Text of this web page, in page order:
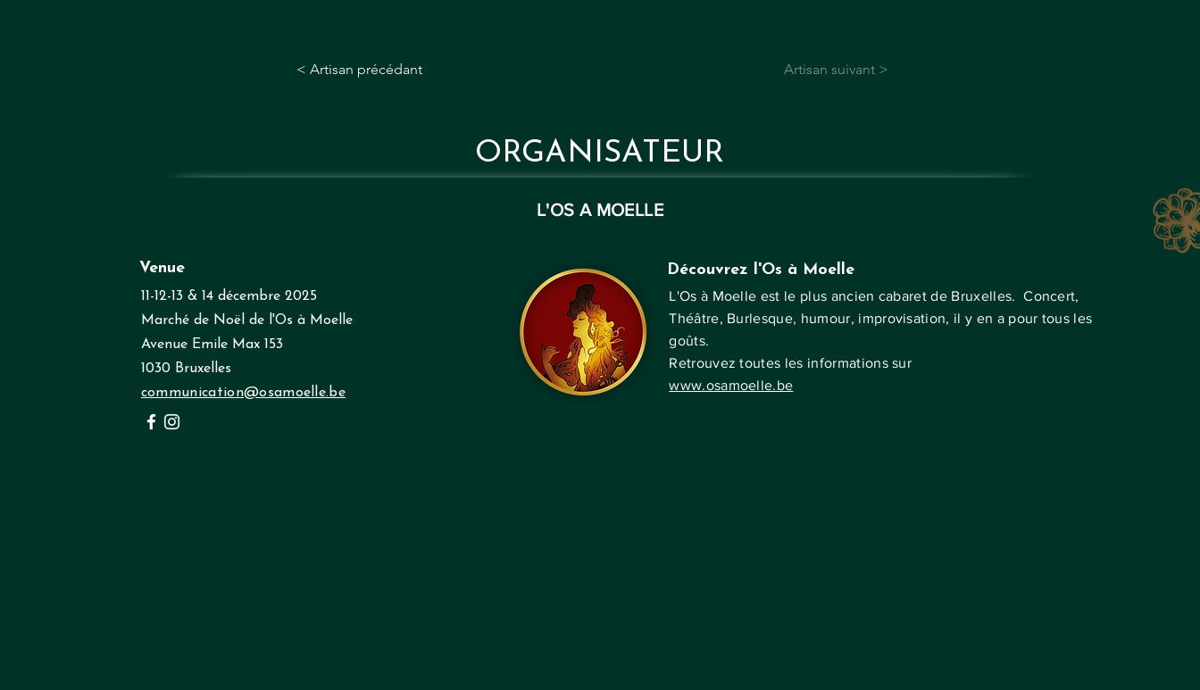
< Artisan précédant Artisan suivant >
ORGANISATEUR
L'OS A MOELLE
Venue
11-12-13 & 14 décembre 2025
Marché de Noël de l'Os à Moelle
Avenue Emile Max 153
1030 Bruxelles
communication@osamoelle.be
Découvrez l'Os à Moelle
L'Os à Moelle est le plus ancien cabaret de Bruxelles. Concert,
Théâtre, Burlesque, humour, improvisation, il y en a pour tous les
goûts.
Retrouvez toutes les informations sur
www.osamoelle.be